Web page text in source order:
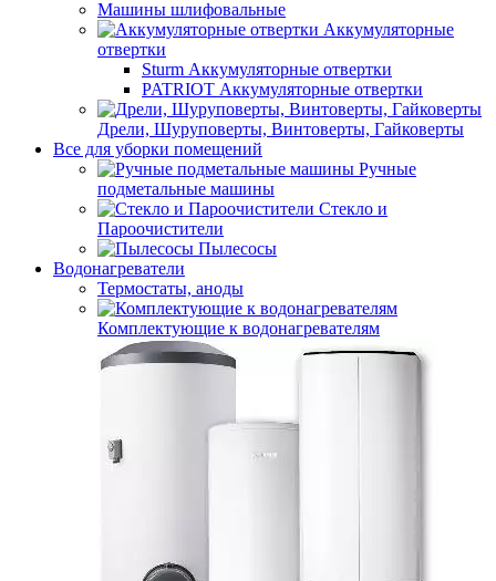
Машины шлифовальные
Аккумуляторные
отвертки
Sturm Аккумуляторные отвертки
PATRIOT Аккумуляторные отвертки
Дрели, Шуруповерты, Винтоверты, Гайковерты
Все для уборки помещений
Ручные
подметальные машины
Стекло и
Пароочистители
Пылесосы
Водонагреватели
Термостаты, аноды
Комплектующие к водонагревателям